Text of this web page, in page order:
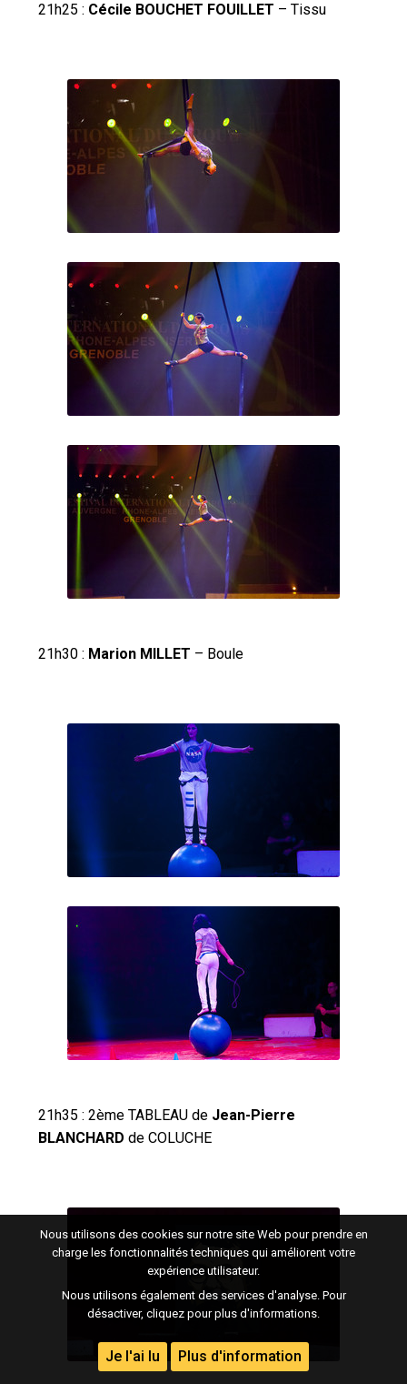
21h25 : Cécile BOUCHET FOUILLET – Tissu
21h30 : Marion MILLET – Boule
21h35 : 2ème TABLEAU de Jean-Pierre
BLANCHARD de COLUCHE
Nous utilisons des cookies sur notre site Web pour prendre en
charge les fonctionnalités techniques qui améliorent votre
expérience utilisateur.
Nous utilisons également des services d'analyse. Pour
désactiver, cliquez pour plus d'informations.
Je l'ai lu Plus d'information